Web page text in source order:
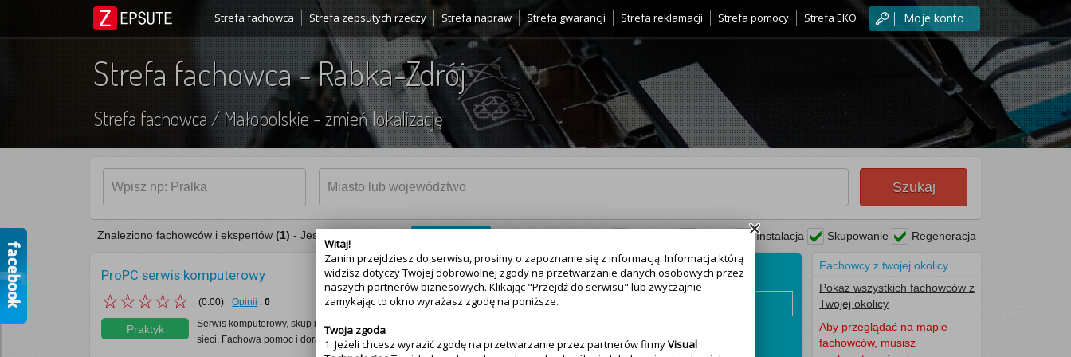
Witaj!
Zanim przejdziesz do serwisu, prosimy o zapoznanie się z informacją. Informacja którą
widzisz dotyczy Twojej dobrowolnej zgody na przetwarzanie danych osobowych przez
naszych partnerów biznesowych. Klikając "Przejdź do serwisu" lub zwyczajnie
zamykając to okno wyrażasz zgodę na poniższe.
Twoja zgoda
1. Jeżeli chcesz wyrazić zgodę na przetwarzanie przez partnerów firmyVisual
Strefa fachowca Strefa zepsutych rzeczy Strefa napraw Strefa gwarancji Strefa reklamacji Strefa pomocy Strefa EKO Moje konto
Strefa fachowca - Rabka-Zdrój
Strefa fachowca/Małopolskie - zmień lokalizację
Szukaj
Znaleziono fachowców i ekspertów (1) - Jesteś fachowcem? - Instalacja Skupowanie Regeneracja
ProPC serwis komputerowy
☆☆☆☆☆ (0.00) Opinii :0
Praktyk
Serwis komputerowy, skup i sprzedaż komputerów PC, laptopòw, tefefonòw. Konfiguracja
sieci. Fachowa pomoc i doradztwo.
więcej
Dane kontaktowe
Fachowcy z twojej okolicy
Pokaż wszystkich fachowców z
Twojej okolicy
Aby przeglądać na mapie
fachowców, musisz